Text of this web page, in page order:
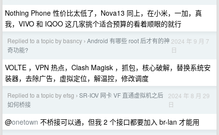
Nothing Phone 性价比太低了，Nova13 同上，在小米，一加，真
我，VIVO 和 IQOO 这几家挑个适合预算的看着顺眼的就行
Replied to a topic by basncy › Android 有哪些 root 后才有的神
奇功能?
2024 年 9 月 7
日
VOLTE ，VPN 热点，Clash Magisk ，抓包，核心破解，替换系统安
装器，去除广告，虚拟定位，解温控，修改调度
Replied to a topic by efsg › SR-IOV 网卡 VF 直通虚拟机之后
如何桥接
2024 年 8 月 29
日
@onetown 不桥接可以通，但我 2 个接口都要加入 br-lan 才能用